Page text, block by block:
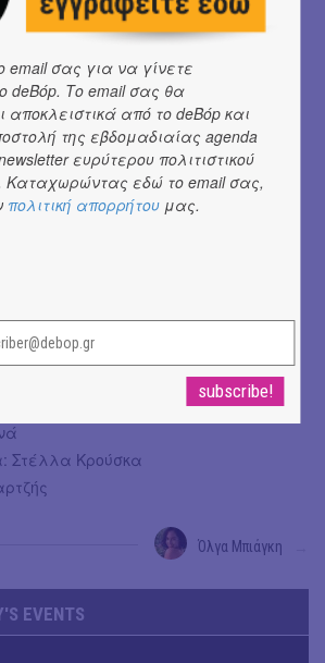
Τσιούνη, Γιώργος
Ηλιόθερμα και Andrioti Shoes
Τύπου παράστασης: Μαρία
Renegade Media, Βασίλης
εμφάνισης):
Μπουγιούρης
Ρόκκος
Χαζαράκης
Στέλλα Κρούσκα
Όλγα Μπιάγκη
EVENTS
email σας για να γίνετε
deBόp. Το email σας θα
αποκλειστικά από το deBόp και
της εβδομαδιαίας agenda
ευρύτερου πολιτιστικού
Καταχωρώντας εδώ το email σας,
πολιτική απορρήτου μας.